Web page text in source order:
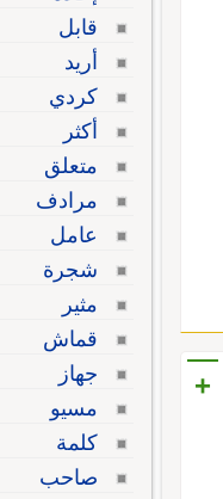
+
قابل
أريد
كردي
أكثر
متعلق
مرادف
عامل
شجرة
مثير
قماش
جهاز
مسيو
كلمة
صاحب